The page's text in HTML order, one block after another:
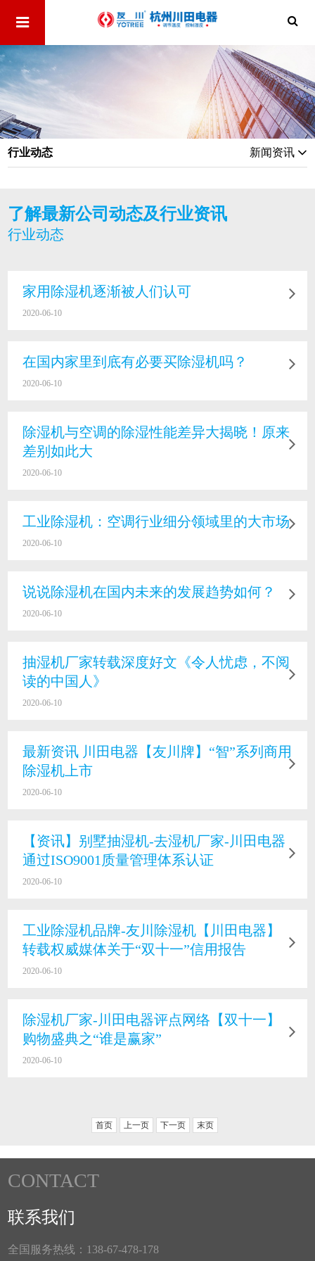
行业动态 新闻资讯
了解最新公司动态及行业资讯
行业动态
家用除湿机逐渐被人们认可
2020-06-10
在国内家里到底有必要买除湿机吗？
2020-06-10
除湿机与空调的除湿性能差异大揭晓！原来
差别如此大
2020-06-10
工业除湿机：空调行业细分领域里的大市场
2020-06-10
说说除湿机在国内未来的发展趋势如何？
2020-06-10
抽湿机厂家转载深度好文《令人忧虑，不阅
读的中国人》
2020-06-10
最新资讯 川田电器【友川牌】“智”系列商用
除湿机上市
2020-06-10
【资讯】别墅抽湿机-去湿机厂家-川田电器
通过ISO9001质量管理体系认证
2020-06-10
工业除湿机品牌-友川除湿机【川田电器】
转载权威媒体关于“双十一”信用报告
2020-06-10
除湿机厂家-川田电器评点网络【双十一】
购物盛典之“谁是赢家”
2020-06-10
首页 上一页 下一页 末页
CONTACT
联系我们
全国服务热线：138-67-478-178